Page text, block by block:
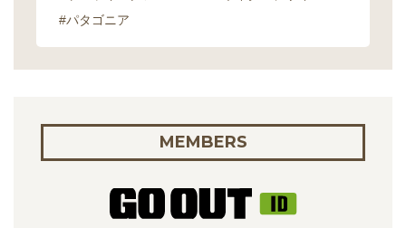
#パタゴニア
MEMBERS